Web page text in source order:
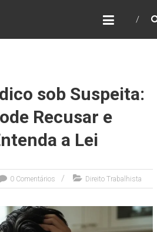
em contato!
você
sob Suspeita:
Recusar e
a Lei
0 Comentários Direito Trabalhista